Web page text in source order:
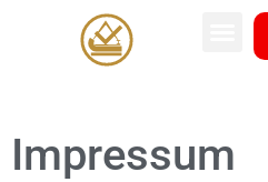
Impressum